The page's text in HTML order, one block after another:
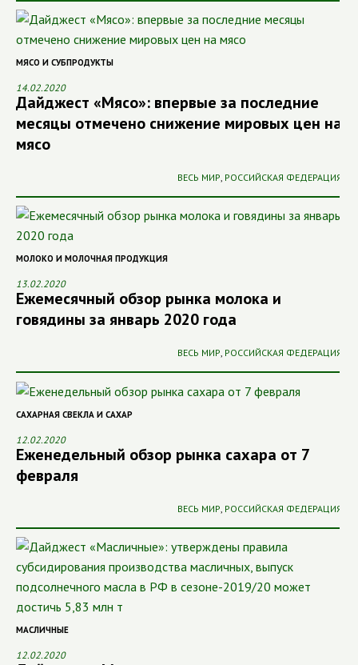
МЯСО И СУБПРОДУКТЫ
14.02.2020
Дайджест «Мясо»: впервые за последние
месяцы отмечено снижение мировых цен на
мясо
ВЕСЬ МИР РОССИЙСКАЯ ФЕДЕРАЦИЯ
МОЛОКО И МОЛОЧНАЯ ПРОДУКЦИЯ
13.02.2020
Ежемесячный обзор рынка молока и
говядины за январь 2020 года
ВЕСЬ МИР РОССИЙСКАЯ ФЕДЕРАЦИЯ
САХАРНАЯ СВЕКЛА И САХАР
12.02.2020
Еженедельный обзор рынка сахара от 7
февраля
ВЕСЬ МИР, РОССИЙСКАЯ ФЕДЕРАЦИЯ
МАСЛИЧНЫЕ
12.02.2020